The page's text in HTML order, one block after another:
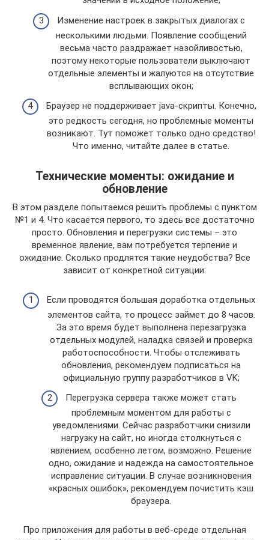
Изменение настроек в закрытых диалогах с
несколькими людьми. Появление сообщений
весьма часто раздражает назойливостью,
поэтому некоторые пользователи выключают
отдельные элементы и жалуются на отсутствие
всплывающих окон;
Браузер не поддерживает java-скрипты. Конечно,
это редкость сегодня, но проблемные моменты
возникают. Тут поможет только одно средство!
Что именно, читайте далее в статье.
Технические моменты: ожидание и
обновление
В этом разделе попытаемся решить проблемы с пунктом
№1 и 4. Что касается первого, то здесь все достаточно
просто. Обновления и перегрузки системы – это
временное явление, вам потребуется терпение и
ожидание. Сколько продлятся такие неудобства? Все
зависит от конкретной ситуации:
Если проводятся большая доработка отдельных
элементов сайта, то процесс займет до 8 часов.
За это время будет выполнена перезагрузка
отдельных модулей, наладка связей и проверка
работоспособности. Чтобы отслеживать
обновления, рекомендуем подписаться на
официальную группу разработчиков в VK;
Перегрузка сервера также может стать
проблемным моментом для работы с
уведомлениями. Сейчас разработчики снизили
нагрузку на сайт, но иногда столкнуться с
явлением, особенно летом, возможно. Решение
одно, ожидание и надежда на самостоятельное
исправление ситуации. В случае возникновения
«красных ошибок», рекомендуем почистить кэш
браузера.
Про приложения для работы в веб-среде отдельная